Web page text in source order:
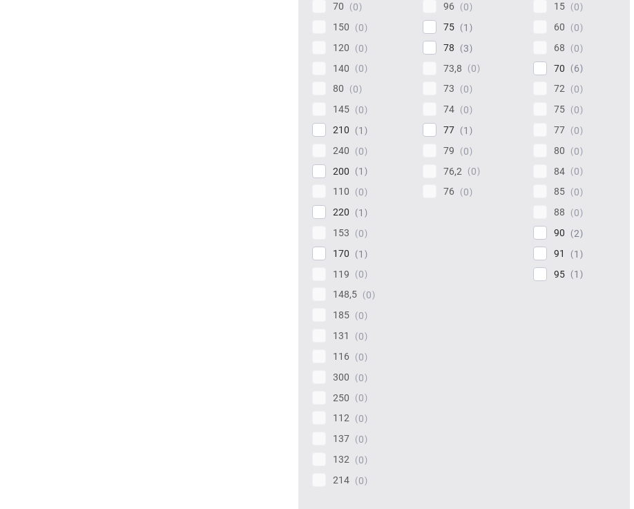
70
0
150
0
120
0
140
0
80
0
145
0
210
1
240
0
200
1
110
0
220
1
153
0
170
1
119
0
148,5
0
185
0
131
0
116
0
300
0
250
0
112
0
137
0
132
0
214
0
96
0
75
1
78
3
73,8
0
73
0
74
0
77
1
79
0
76,2
0
76
0
15
0
60
0
68
0
70
6
72
0
75
0
77
0
80
0
84
0
85
0
88
0
90
2
91
1
95
1